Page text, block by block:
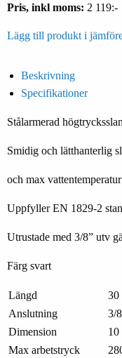
Pris, inkl moms: 2 119:-
Lägg till produkt i
Beskrivning
Specifikationer
Stålarmerad
Smidig och lätthanterlig
och max
Uppfyller EN 1829-2
Utrustade med 3/8” utv
Färg svart
Längd
30
Anslutning
3/
Dimension
10
Max arbetstryck